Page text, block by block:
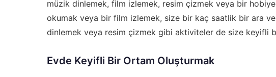
müzik dinlemek, film izlemek, resim çizmek veya bir
okumak veya bir film izlemek, size bir kaç saatlik bir ara
dinlemek veya resim çizmek gibi aktiviteler de size keyifli
Evde Keyifli Bir Ortam Oluşturmak